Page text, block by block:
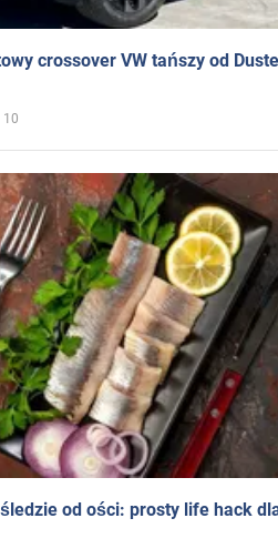
crossover VW tańszy od
10
od ości: prosty life hack